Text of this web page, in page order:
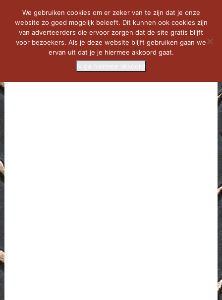
We gebruiken cookies om er zeker van te zijn dat je onze
website zo goed mogelijk beleeft. Dit kunnen ook cookies zijn
van adverteerders die ervoor zorgen dat de site gratis blijft
voor bezoekers. Als je deze website blijft gebruiken gaan we
ervan uit dat je je hiermee akkoord gaat.
Ik ga hiermee akkoord